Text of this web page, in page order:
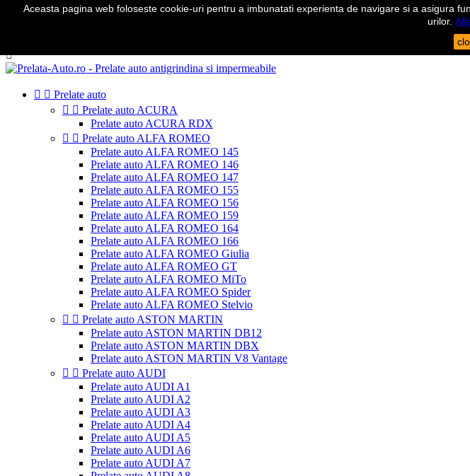
Telefon:0724 571 115

  Prelate auto
  Prelate auto ACURA
Prelate auto ACURA RDX
  Prelate auto ALFA ROMEO
Prelate auto ALFA ROMEO 145
Prelate auto ALFA ROMEO 146
Prelate auto ALFA ROMEO 147
Prelate auto ALFA ROMEO 155
Prelate auto ALFA ROMEO 156
Prelate auto ALFA ROMEO 159
Prelate auto ALFA ROMEO 164
Prelate auto ALFA ROMEO 166
Prelate auto ALFA ROMEO Giulia
Prelate auto ALFA ROMEO GT
Prelate auto ALFA ROMEO MiTo
Prelate auto ALFA ROMEO Spider
Prelate auto ALFA ROMEO Stelvio
  Prelate auto ASTON MARTIN
Prelate auto ASTON MARTIN DB12
Prelate auto ASTON MARTIN DBX
Prelate auto ASTON MARTIN V8 Vantage
  Prelate auto AUDI
Prelate auto AUDI A1
Prelate auto AUDI A2
Prelate auto AUDI A3
Prelate auto AUDI A4
Prelate auto AUDI A5
Prelate auto AUDI A6
Prelate auto AUDI A7
Aceasta pagina web foloseste cookie-uri pentru a imbunatati experienta de navigare si a asigura
urilor.